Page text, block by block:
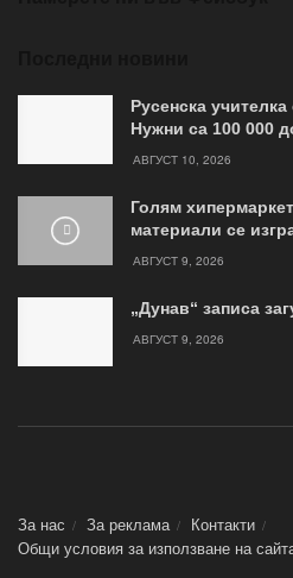
Русенска
Нужни са 100 000
АВГУСТ 10, 2026
Голям
материали се
АВГУСТ 9, 2026
„Дунав“ записа
АВГУСТ 9, 2026
За нас За реклама
Контакти
Общи условия за използване на